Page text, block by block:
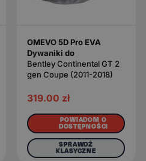
OMEVO 5D Pro EVA
Dywaniki do
Bentley Continental GT 2
gen Coupe (2011-2018)
319.00 zł
POWIADOM O
DOSTĘPNOŚCI
SPRAWDŹ
KLASYCZNE